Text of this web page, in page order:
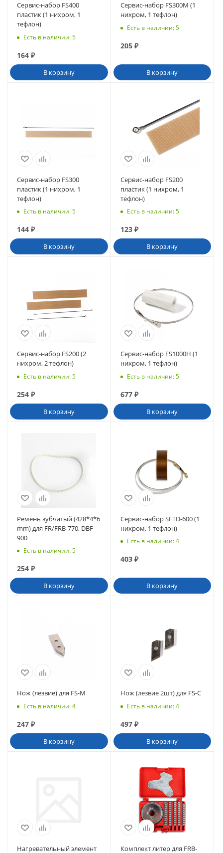
Сервис-набор FS400
пластик (1 нихром, 1
тефлон)
Есть в наличии: 5
164 ₽
В корзину
Сервис-набор FS300М (1
нихром, 1 тефлон)
Есть в наличии: 5
205₽
В корзину
Сервис-набор FS300
пластик (1 нихром, 1
тефлон)
Есть в наличии: 5
144 ₽
В корзину
Сервис-набор FS200
пластик (1 нихром, 1
тефлон)
Есть в наличии: 5
123₽
В корзину
Сервис-набор FS200 (2
нихром, 2 тефлон)
Есть в наличии: 5
254 ₽
В корзину
Сервис-набор FS1000H (1
нихром, 1 тефлон)
Есть в наличии: 5
677₽
В корзину
Ремень зубчатый (428*4*6
mm) для FR/FRB-770, DBF-
900
Есть в наличии: 5
254 ₽
В корзину
Сервис-набор SFTD-600 (1
нихром, 1 тефлон)
Есть в наличии: 4
403₽
В корзину
Нож (лезвие) для FS-M
Есть в наличии: 4
247 ₽
В корзину
Нож (лезвие 2шт) для FS-С
Есть в наличии: 4
497₽
В корзину
Нагревательный элемент Комплект литер для FRB-